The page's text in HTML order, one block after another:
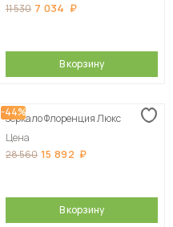
11 530 7 034
В корзину
-44%
Зеркало Флоренция Люкс
Цена
28 560 15 892
В корзину